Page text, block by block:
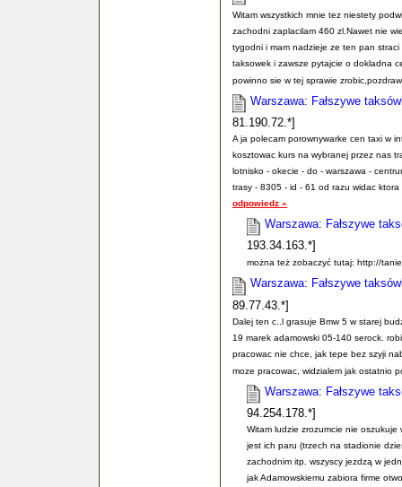
Witam wszystkich mnie tez niestety
zachodni zaplacilam 460 zl.Nawet nie
tygodni i mam nadzieje ze ten pan
taksowek i zawsze pytajcie o dokladna
powinno sie w tej sprawie
Warszawa: Fałszywe
81.190.72.*]
A ja polecam porownywarke cen taxi w
kosztowac kurs na wybranej przez nas
lotnisko - okecie - do - warszawa -
trasy - 8305 - id - 61 od razu widac
odpowiedz »
Warszawa: Fałszywe
193.34.163.*]
można też zobaczyć tutaj: http://
Warszawa: Fałszywe
89.77.43.*]
Dalej ten c..l grasuje Bmw 5 w starej
19 marek adamowski 05-140 serock.
pracowac nie chce, jak tepe bez szyji
moze pracowac, widzialem jak ostatnio
Warszawa: Fałszywe
94.254.178.*]
Witam ludzie zrozumcie nie
jest ich paru (trzech na stadionie
zachodnim itp. wszyscy jezdzą w
jak Adamowskiemu zabiora firme